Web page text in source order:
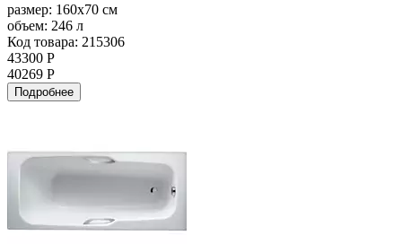
размер: 160x70 см
объем: 246 л
Код товара: 215306
43300 Р
40269 Р
Подробнее